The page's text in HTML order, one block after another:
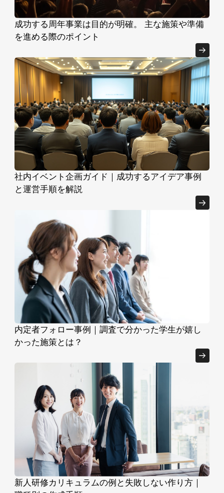
成功する周年事業は目的が明確。 主な施策や準備
を進める際のポイント
社内イベント企画ガイド｜成功するアイデア事例
と運営手順を解説
内定者フォロー事例｜調査で分かった学生が嬉し
かった施策とは？
新人研修カリキュラムの例と失敗しない作り方｜